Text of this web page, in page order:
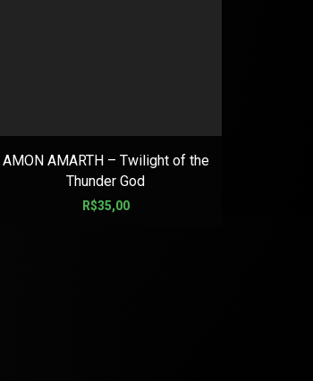
AMON AMARTH – Twilight of the
Thunder God
R$35,00